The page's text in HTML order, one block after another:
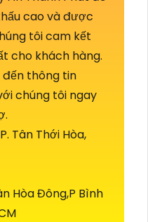
cao và được
tôi cam kết
cho khách hàng.
đến thông tin
chúng tôi ngay
Tân Thới Hòa,
Hòa Đông,P Bình